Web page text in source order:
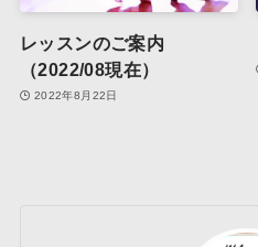
レッスンのご案内
（2022/08現在）
2022年8月22日